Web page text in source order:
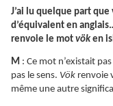
J’ai lu quelque part
d’équivalent en
renvoie le mot vöken
M : Ce mot n’existait
pas le sens. Vök renvoie
même une autre